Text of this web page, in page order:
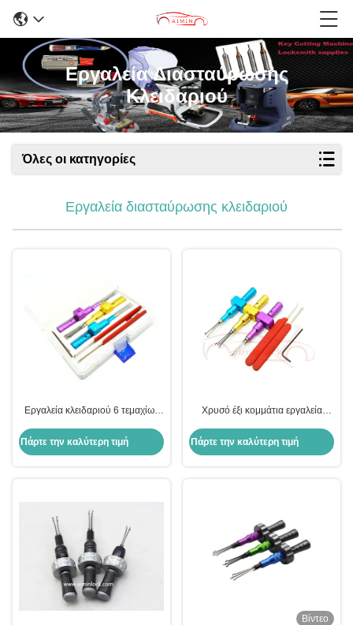
Εργαλεία Διασταύρωσης
Κλειδαριού
Όλες οι κατηγορίες
Εργαλεία διασταύρωσης κλειδαριού
Εργαλεία κλειδαριού 6 τεμαχίων
διασταύρωσης κλειδαριού
Πάρτε την καλύτερη τιμή
Χρυσό έξι κομμάτια εργαλεία
σταυροειδή εργαλεία διαλέξεως
κλειδαριού ζυγίζει 140g
Πάρτε την καλύτερη τιμή
Βίντεο